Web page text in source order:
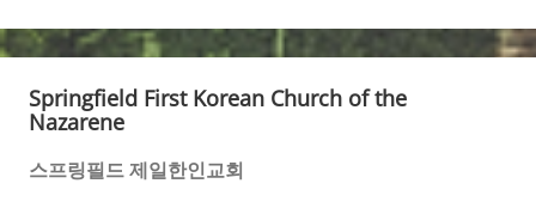
Springfield First Korean Church of the
Nazarene
스프링필드 제일한인교회